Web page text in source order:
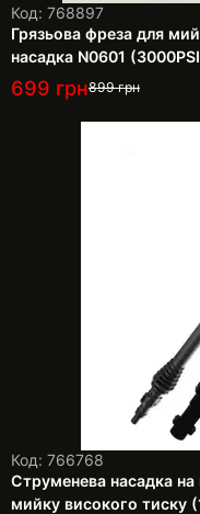
Код: 768897
Грязьова фреза для
насадка N0601
699 грн899грн
Код: 766768
Струменева насадка на
мийку високого тиску